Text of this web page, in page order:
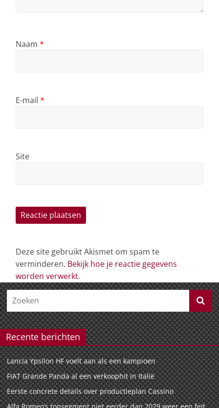
Naam *
E-mail *
Site
Deze site gebruikt Akismet om spam te
verminderen. Bekijk hoe je reactie gegevens
worden verwerkt.
Recente berichten
Lancia Ypsilon HF voelt aan als een kampioen
FIAT Grande Panda al een verkoophit in Italië
Eerste concrete details over productieplan Cassino
Alfa Romeo’s topsegment niet eerder dan 2029 weer een feit